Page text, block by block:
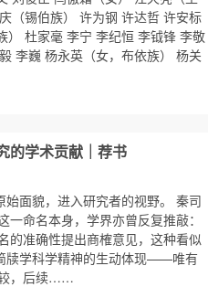
（锡伯族） 许为钢 许达哲 许安标
） 杜家毫 李宁 李纪恒 李钺锋 李敬
李巍 杨永英（女，布依族） 杨关
的学术贡献｜荐书
始面貌，进入研究者的视野。 秦司
一命名本身，学界亦曾反复推敲：
的准确性提出商榷意见，这种看似
牍学科学精神的生动体现——唯有
较，后续……